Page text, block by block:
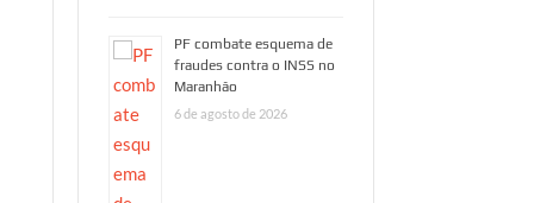
esquema de
fraudes contra
o INSS no
Maranhão
By Portal Hora 1 News
PF combate esquema de
fraudes contra o INSS no
Maranhão
6 de agosto de 2026